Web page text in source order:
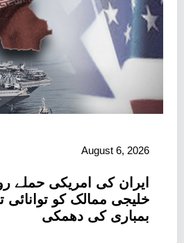
August 6, 2026
ایران کی امریکی حملے
خلیجی ممالک کو توانائی
بمباری کی دھمکی